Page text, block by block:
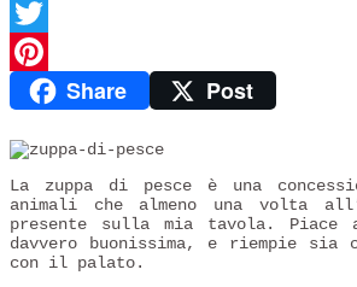
Facebook
Twitter
PinterestShare Post
La zuppa di pesce è una
animali che almeno una volta
presente sulla mia tavola.
davvero buonissima, e riempie
con il palato.